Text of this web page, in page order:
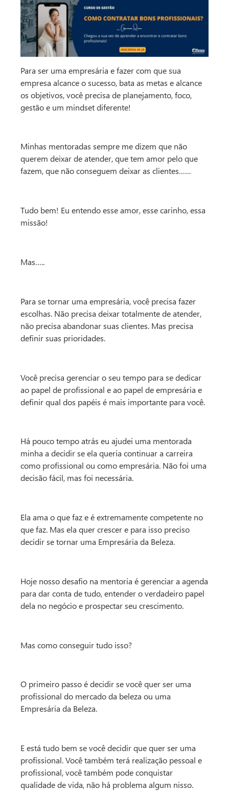
Para ser uma empresária e fazer com que sua
empresa alcance o sucesso, bata as metas e alcance
os objetivos, você precisa de planejamento, foco,
gestão e um mindset diferente!
Minhas mentoradas sempre me dizem que não
querem deixar de atender, que tem amor pelo que
fazem, que não conseguem deixar as clientes……
Tudo bem! Eu entendo esse amor, esse carinho, essa
missão!
Mas…..
Para se tornar uma empresária, você precisa fazer
escolhas. Não precisa deixar totalmente de atender,
não precisa abandonar suas clientes. Mas precisa
definir suas prioridades.
Você precisa gerenciar o seu tempo para se dedicar
ao papel de profissional e ao papel de empresária e
definir qual dos papéis é mais importante para você.
Há pouco tempo atrás eu ajudei uma mentorada
minha a decidir se ela queria continuar a carreira
como profissional ou como empresária. Não foi uma
decisão fácil, mas foi necessária.
Ela ama o que faz e é extremamente competente no
que faz. Mas ela quer crescer e para isso preciso
decidir se tornar uma Empresária da Beleza.
Hoje nosso desafio na mentoria é gerenciar a agenda
para dar conta de tudo, entender o verdadeiro papel
dela no negócio e prospectar seu crescimento.
Mas como conseguir tudo isso?
O primeiro passo é decidir se você quer ser uma
profissional do mercado da beleza ou uma
Empresária da Beleza.
E está tudo bem se você decidir que quer ser uma
profissional. Você também terá realização pessoal e
profissional, você também pode conquistar
qualidade de vida, não há problema algum nisso.